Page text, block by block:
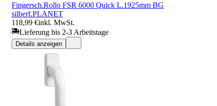
Fingersch.Rollo FSR 6000 Quick L.1925mm BG
silberf.PLANET
118,99 €inkl. MwSt.
Lieferung bis 2-3 Arbeitstage
Details anzeigen